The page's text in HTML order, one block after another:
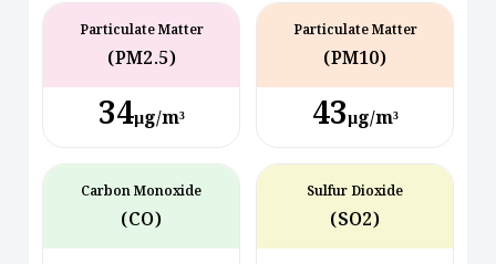
Particulate Matter
(PM2.5)
34µg/m³
Particulate Matter
(PM10)
43µg/m³
Carbon Monoxide
(CO)
Sulfur Dioxide
(SO2)